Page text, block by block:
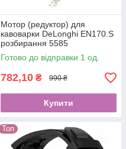
Мотор (редуктор) для
кавоварки DeLonghi EN170.S
розбирання 5585
Готово до відправки 1 од.
782,10 ₴ 990 ₴
Купити
Топ